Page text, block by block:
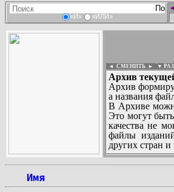
«И» «ИЛИ»
◄ СМЕНИТЬ ► ▼
Архив
Архив
а названия
В Архиве
Это могут
качества не
файлы
других стран и
Имя